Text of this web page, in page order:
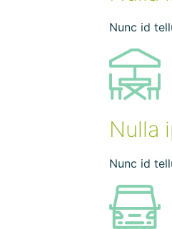
Nunc id
Nulla
Nunc id